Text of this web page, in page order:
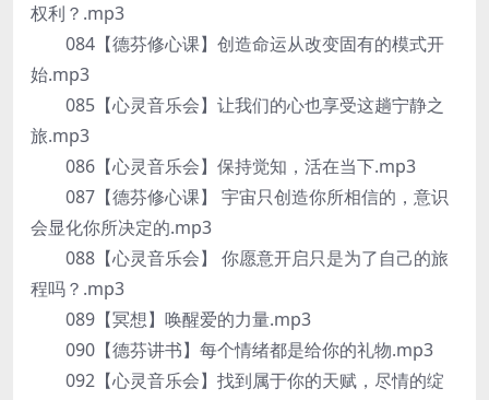
权利？.mp3
084【德芬修心课】创造命运从改变固有的模式开
始.mp3
085【心灵音乐会】让我们的心也享受这趟宁静之
旅.mp3
086【心灵音乐会】保持觉知，活在当下.mp3
087【德芬修心课】 宇宙只创造你所相信的，意识
会显化你所决定的.mp3
088【心灵音乐会】 你愿意开启只是为了自己的旅
程吗？.mp3
089【冥想】唤醒爱的力量.mp3
090【德芬讲书】每个情绪都是给你的礼物.mp3
092【心灵音乐会】找到属于你的天赋，尽情的绽